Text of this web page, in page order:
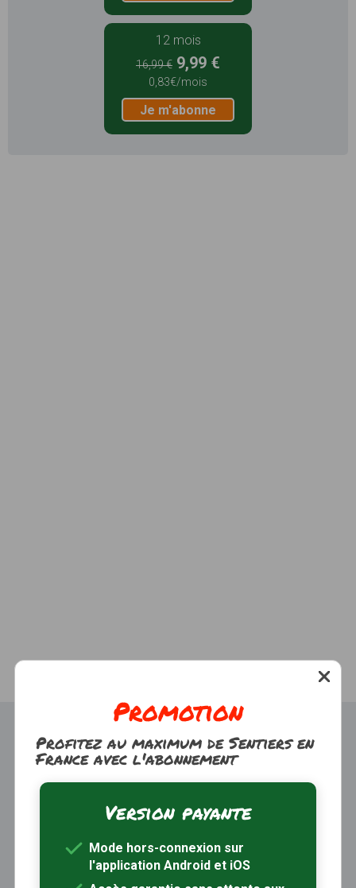
12 mois
16,99 € 9,99 €
0,83€/mois
Je m'abonne
Trouver une randonnée À propos
Inscription / Connexion
Abonnement Rando+ Calendrier randos
Promotion
Profitez au maximum de Sentiers en
France avec l'abonnement
Version payante
Mode hors-connexion sur
l'application Android et iOS